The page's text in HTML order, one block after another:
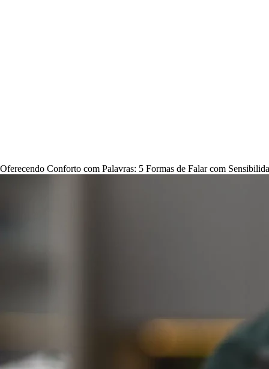
Oferecendo Conforto com Palavras: 5 Formas de Falar com